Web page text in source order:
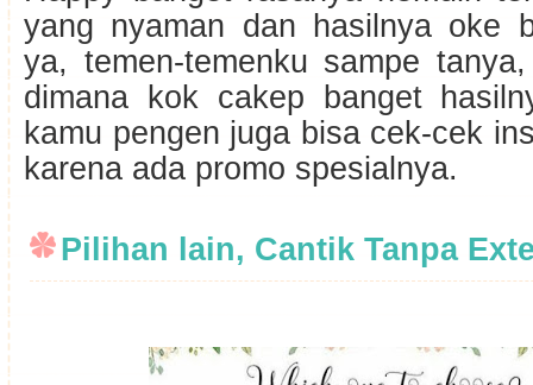
yang nyaman dan hasilnya oke
ya, temen-temenku sampe
dimana kok cakep banget
kamu pengen juga bisa cek-cek
karena ada promo spesialnya.
Pilihan lain, Cantik Tanpa